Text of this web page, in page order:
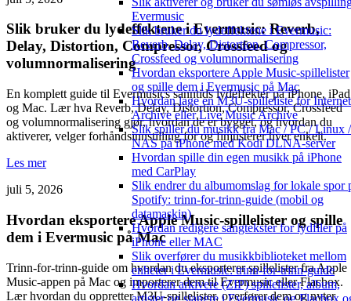
Evermusic
Slik bruker du lydeffektene i Evermusic:
Reverb, Delay, Distortion, Compressor,
Crossfeed og volumnormalisering
Hvordan eksportere Apple Music-spillelister
og spille dem i Evermusic på Mac
Hvordan lage en M3U-spilleliste for Internet
Archive eller Live Music Archive
Slik spiller du musikk fra Mac / PC / Linux /
NAS på iPhone med Kodi DLNA-server
Hvordan spille din egen musikk på iPhone
med CarPlay
Slik endrer du albumomslag for lokale spor
Spotify: trinn-for-trinn-guide (mobil og
datamaskin)
Hvordan redigere sangtekster for lydfiler på
iPhone eller MAC
Slik overfører du musikkbiblioteket mellom
enheter i Evermusic: trinn-for-trinn-guide
Hvordan arkivere (ZIP) spillelister, album,
artister og sjangre i Evermusic og Flacbox
Slik bruker du lydeffektene i Evermusic: Reverb,
Delay, Distortion, Compressor, Crossfeed og
volumnormalisering
En komplett guide til Evermusics sanntids lydeffekter på iPhone, iPad
og Mac. Lær hva Reverb, Delay, Distortion, Compressor, Crossfeed
og volumnormalisering gjør, hvordan de er bygget, og hvordan du
aktiverer, velger forhåndsinnstilling for og finjusterer hver enkelt.
Les mer
juli 5, 2026
Hvordan eksportere Apple Music-spillelister og spille
dem i Evermusic på Mac
Trinn-for-trinn-guide om hvordan du eksporterer spillelister fra Apple
Music-appen på Mac og importerer dem til Evermusic eller Flacbox.
Lær hvordan du oppretter M3U-spillelister, overfører dem og nyter